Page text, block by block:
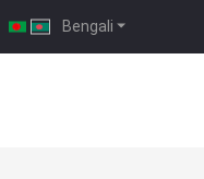
Bengali